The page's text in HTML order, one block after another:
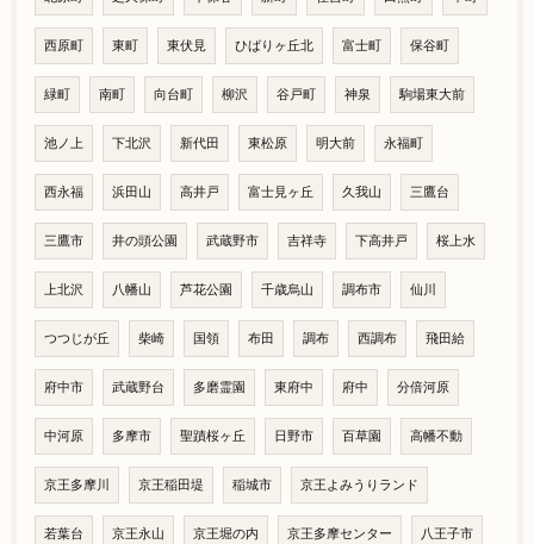
西原町 東町 東伏見 ひばりヶ丘北 富士町 保谷町
緑町 南町 向台町 柳沢 谷戸町 神泉 駒場東大前
池ノ上 下北沢 新代田 東松原 明大前 永福町
西永福 浜田山 高井戸 富士見ヶ丘 久我山 三鷹台
三鷹市 井の頭公園 武蔵野市 吉祥寺 下高井戸 桜上水
上北沢 八幡山 芦花公園 千歳烏山 調布市 仙川
つつじが丘 柴崎 国領 布田 調布 西調布 飛田給
府中市 武蔵野台 多磨霊園 東府中 府中 分倍河原
中河原 多摩市 聖蹟桜ヶ丘 日野市 百草園 高幡不動
京王多摩川 京王稲田堤 稲城市 京王よみうりランド
若葉台 京王永山 京王堀の内 京王多摩センター 八王子市